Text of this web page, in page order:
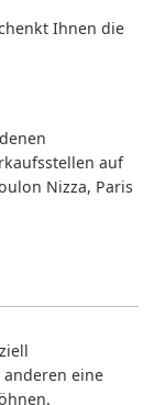
Ihnen die
auf
Nizza, Paris
eine